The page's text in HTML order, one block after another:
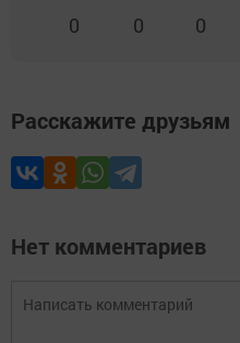
0 0 0
Расскажите друзьям
Нет комментариев